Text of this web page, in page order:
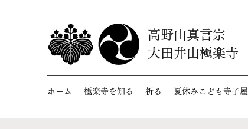
高野山真言宗
大田井山極楽寺
ホーム 極楽寺を知る 祈る 夏休みこども寺子屋